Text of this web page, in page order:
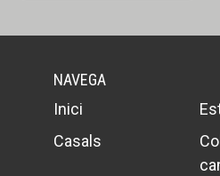
NAVEGA
Inici
Casals